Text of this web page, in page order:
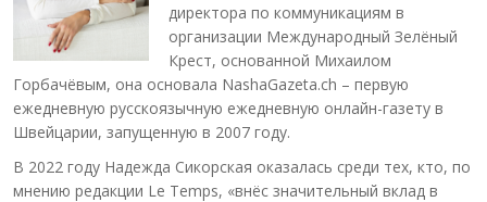
директора по коммуникациям в
организации Международный Зелёный
Крест, основанной Михаилом
Горбачёвым, она основала NashaGazeta.ch – первую
ежедневную русскоязычную ежедневную онлайн-газету в
Швейцарии, запущенную в 2007 году.
В 2022 году Надежда Сикорская оказалась среди тех, кто, по
мнению редакции Le Temps, «внёс значительный вклад в